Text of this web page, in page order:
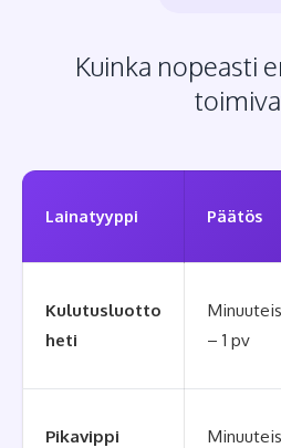
Kuinka nopeasti
Lainatyyppi Päätös
Kulutusluotto
heti
– 1 pv
Pikavippi